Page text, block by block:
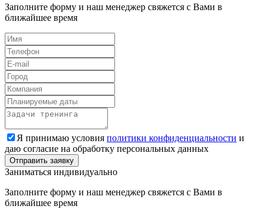
Заполните форму и наш менеджер свяжется с Вами в
ближайшее время
Я принимаю условия политики конфиденциальности и
даю согласие на обработку персональных данных
Заниматься индивидуально
Заполните форму и наш менеджер свяжется с Вами в
ближайшее время